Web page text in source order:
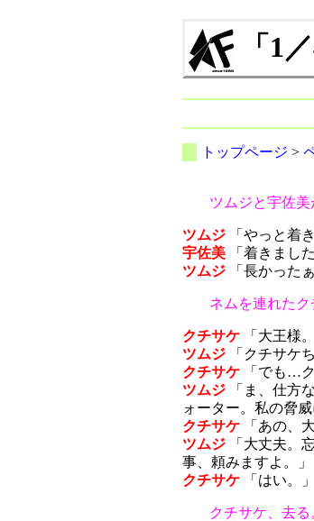
「1／
トップページ >
ツムジと宇佐美
ツムジ「やっと着き
宇佐美「着きました
ツムジ「長かった
ネムを連れたク
クチサケ「大王様。
ツムジ「クチサケ
クチサケ「でも…ク
ツムジ「ま、仕方
ォーター。私の脅
クチサケ「あの、
ツムジ「大丈夫。
事、頼みますよ。」
クチサケ「はい。」
クチサケ、去る